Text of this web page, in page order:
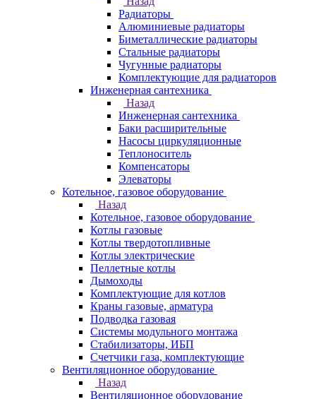
Радиаторы
Алюминиевые радиаторы
Биметаллические радиаторы
Стальные радиаторы
Чугунные радиаторы
Комплектующие для радиаторов
Инженерная сантехника
Назад
Инженерная сантехника
Баки расширительные
Насосы циркуляционные
Теплоноситель
Компенсаторы
Элеваторы
Котельное, газовое оборудование
Назад
Котельное, газовое оборудование
Котлы газовые
Котлы твердотопливные
Котлы электрические
Пеллетные котлы
Дымоходы
Комплектующие для котлов
Краны газовые, арматура
Подводка газовая
Системы модульного монтажа
Стабилизаторы, ИБП
Счетчики газа, комплектующие
Вентиляционное оборудование
Назад
Вентиляционное оборудование